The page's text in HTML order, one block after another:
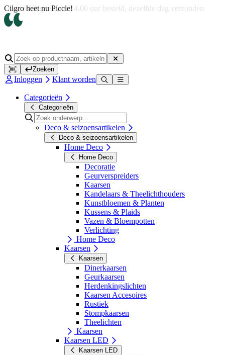
Op werkdagen voor 14.00 uur besteld, dezelfde dag verzonden
Zoeken
Inloggen Klant worden
Categorieën
Categorieën
Deco & seizoensartikelen
Deco & seizoensartikelen
Home Deco
Home Deco
Decoratie
Geurverspreiders
Kaarsen
Kandelaars & Theelichthouders
Kunstbloemen & Planten
Kussens & Plaids
Vazen & Bloempotten
Verlichting
Home Deco
Kaarsen
Kaarsen
Dinerkaarsen
Geurkaarsen
Herdenkingslichten
Kaarsen Accesoires
Rustiek
Stompkaarsen
Theelichten
Kaarsen
Kaarsen LED
Kaarsen LED